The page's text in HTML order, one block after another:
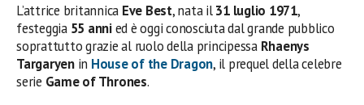
L’attrice britannica Eve Best, nata il31 luglio 1971,
festeggia 55 annied è oggi conosciuta dal grande pubblico
soprattutto grazie al ruolo della principessa Rhaenys
Targaryenin House of the Dragon, il prequel della celebre
serie Game of Thrones.